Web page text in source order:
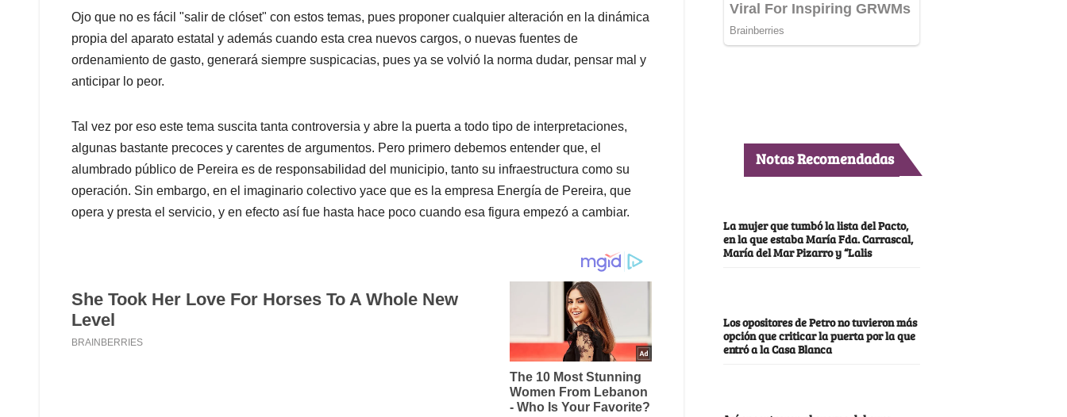
Ojo que no es fácil "salir de clóset" con estos temas, pues proponer cualquier alteración en la dinámica
propia del aparato estatal y además cuando esta crea nuevos cargos, o nuevas fuentes de
ordenamiento de gasto, generará siempre suspicacias, pues ya se volvió la norma dudar, pensar mal y
anticipar lo peor.
Tal vez por eso este tema suscita tanta controversia y abre la puerta a todo tipo de interpretaciones,
algunas bastante precoces y carentes de argumentos. Pero primero debemos entender que, el
alumbrado público de Pereira es de responsabilidad del municipio, tanto su infraestructura como su
operación. Sin embargo, en el imaginario colectivo yace que es la empresa Energía de Pereira, que
opera y presta el servicio, y en efecto así fue hasta hace poco cuando esa figura empezó a cambiar.
Notas Recomendadas
La mujer que tumbó la lista del Pacto,
en la que estaba María Fda. Carrascal,
María del Mar Pizarro y “Lalis
Los opositores de Petro no tuvieron más
opción que criticar la puerta por la que
entró a la Casa Blanca